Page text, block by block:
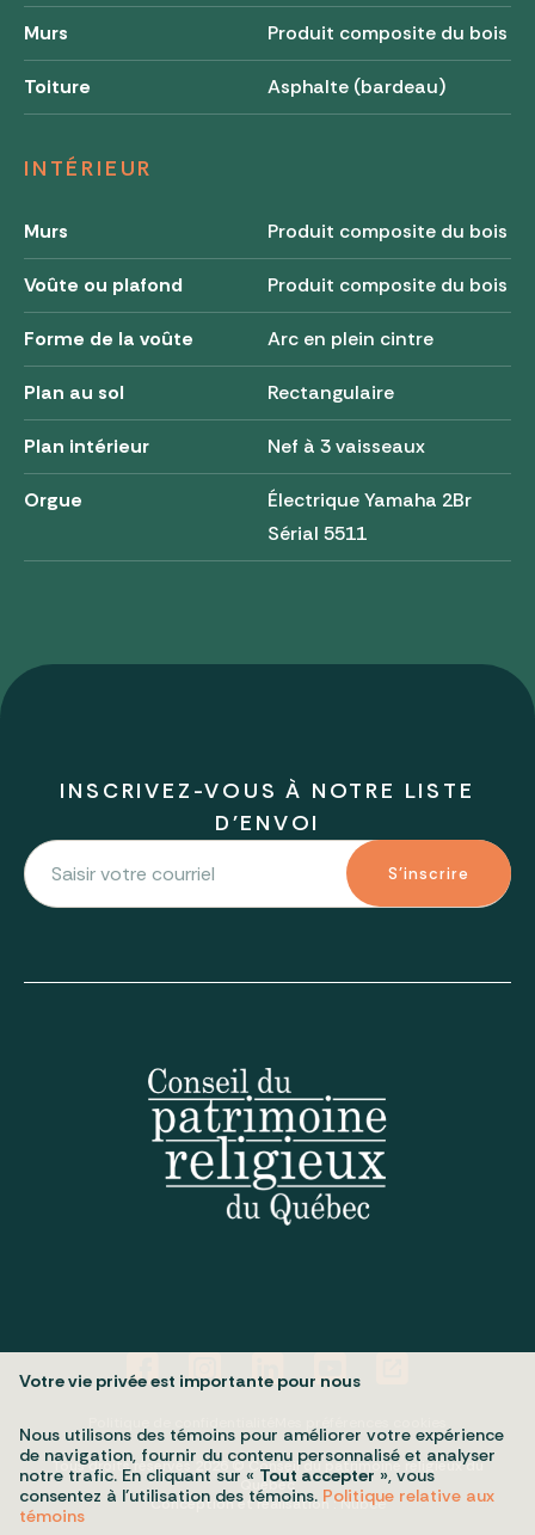
Murs Produit composite du bois
Toiture Asphalte (bardeau)
INTÉRIEUR
Murs Produit composite du bois
Voûte ou plafond Produit composite du bois
Forme de la voûte Arc en plein cintre
Plan au sol Rectangulaire
Plan intérieur Nef à 3 vaisseaux
Orgue
Électrique Yamaha 2Br
Sérial 5511
INSCRIVEZ-VOUS À NOTRE LISTE
D'ENVOI
S'inscrire
Tous droits réservés 2026 © Conseil du patrimoine religieux du
Québec
Conception et réalisation :Nubee
Votre vie privée est importante pour nous
Nous utilisons des témoins pour améliorer votre expérience
de navigation, fournir du contenu personnalisé et analyser
notre trafic. En cliquant sur « Tout accepter », vous
consentez à l’utilisation des témoins. Politique relative aux
témoins